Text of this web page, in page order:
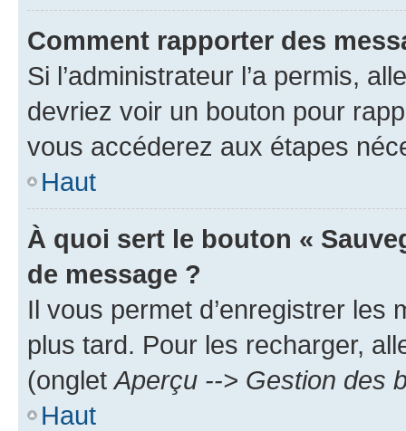
Comment rapporter des
Si l’administrateur l’a permis,
devriez voir un bouton pour
vous accéderez aux étapes
Haut
À quoi sert le bouton «
de message ?
Il vous permet d’enregistrer
plus tard. Pour les recharger,
(onglet Aperçu --> Gestion des
Haut